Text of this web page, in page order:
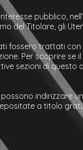
pubblico,
del Titolare, gli
fossero trattati
Per scoprire
sezioni di questo
possono
a titolo